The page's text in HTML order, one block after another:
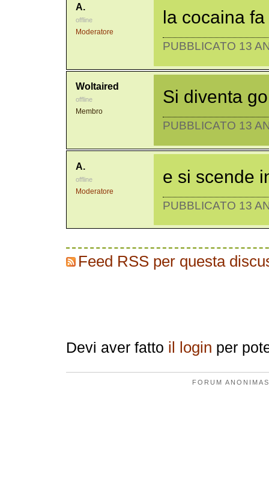
A.
offline
Moderatore
la cocaina
PUBBLICATO 13
Woltaired
offline
Membro
Si diventa
PUBBLICATO 13
A.
offline
Moderatore
e si scende
PUBBLICATO 13
Feed RSS per questa
Devi aver fatto il login per
FORUM